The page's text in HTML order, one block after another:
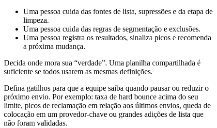
Uma pessoa cuida das fontes de lista, supressões e da etapa de
limpeza.
Uma pessoa cuida das regras de segmentação e exclusões.
Uma pessoa registra os resultados, sinaliza picos e recomenda
a próxima mudança.
Decida onde mora sua “verdade”. Uma planilha compartilhada é
suficiente se todos usarem as mesmas definições.
Defina gatilhos para que a equipe saiba quando pausar ou reduzir o
próximo envio. Por exemplo: taxa de hard bounce acima do seu
limite, picos de reclamação em relação aos últimos envios, queda de
colocação em um provedor-chave ou grandes adições de lista que
não foram validadas.